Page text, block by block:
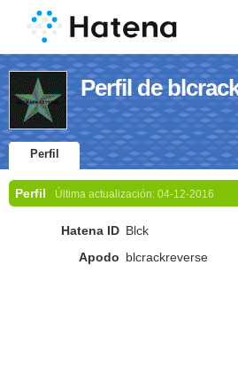
Perfil de
Perfil
Perfil Última actualización: 04-12-2016
Hatena ID Blck
Apodo blcrackreverse